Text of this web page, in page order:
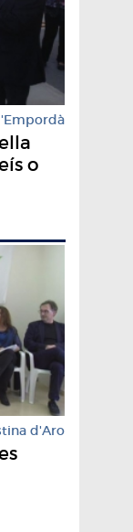
o
d'Aro